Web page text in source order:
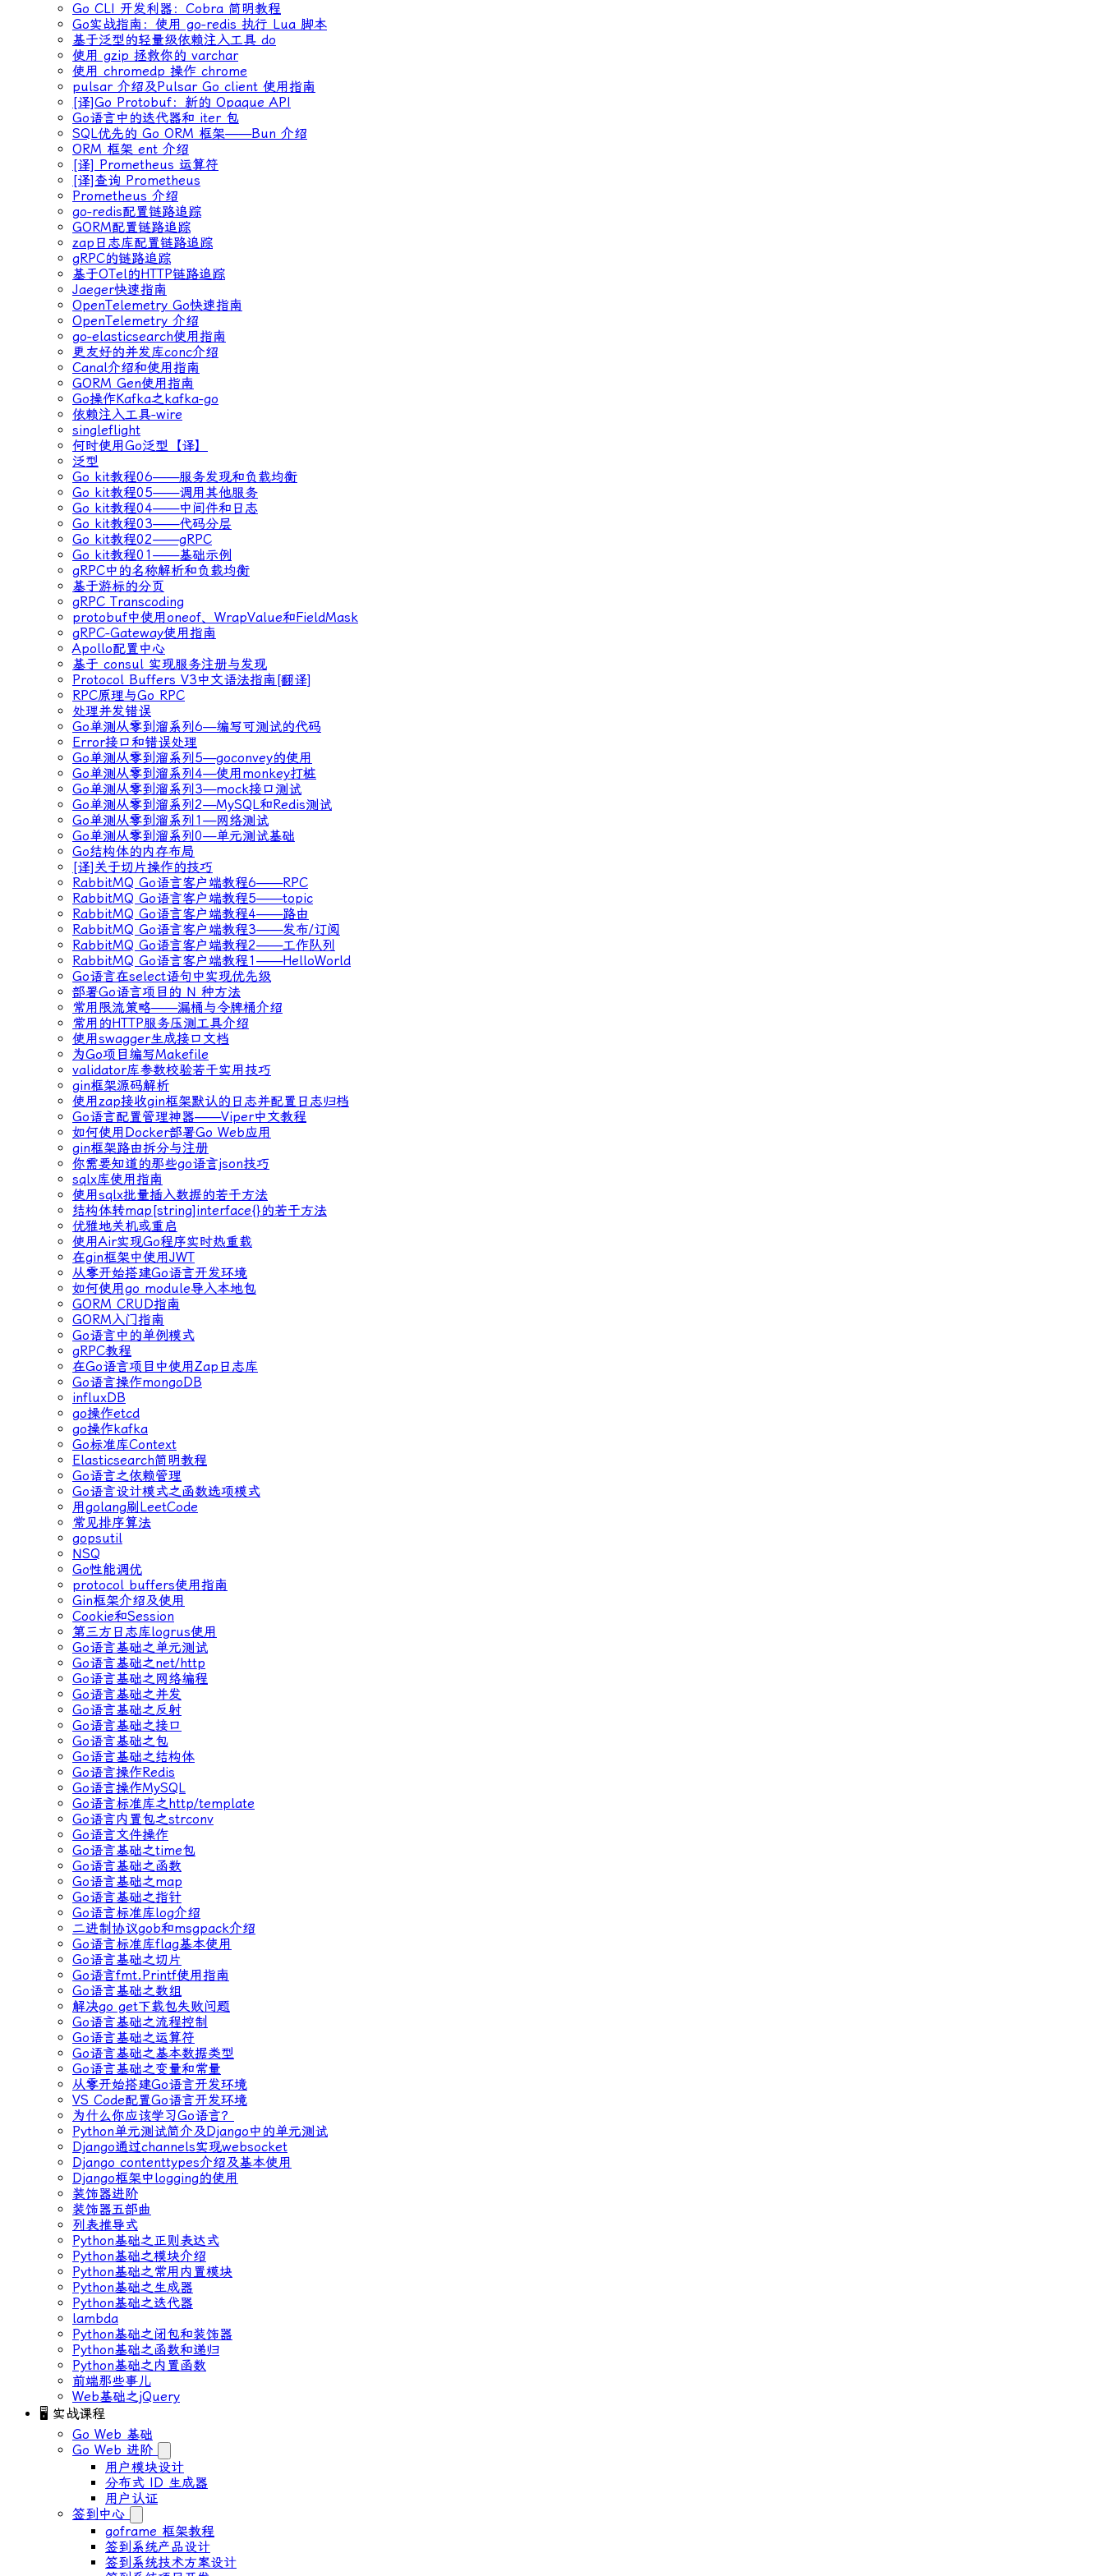
Go CLI 开发利器：Cobra 简明教程
Go实战指南：使用 go-redis 执行 Lua 脚本
基于泛型的轻量级依赖注入工具 do
使用 gzip 拯救你的 varchar
使用 chromedp 操作 chrome
pulsar 介绍及Pulsar Go client 使用指南
[译]Go Protobuf：新的 Opaque API
Go语言中的迭代器和 iter 包
SQL优先的 Go ORM 框架——Bun 介绍
ORM 框架 ent 介绍
[译] Prometheus 运算符
[译]查询 Prometheus
Prometheus 介绍
go-redis配置链路追踪
GORM配置链路追踪
zap日志库配置链路追踪
gRPC的链路追踪
基于OTel的HTTP链路追踪
Jaeger快速指南
OpenTelemetry Go快速指南
OpenTelemetry 介绍
go-elasticsearch使用指南
更友好的并发库conc介绍
Canal介绍和使用指南
GORM Gen使用指南
Go操作Kafka之kafka-go
依赖注入工具-wire
singleflight
何时使用Go泛型【译】
泛型
Go kit教程06——服务发现和负载均衡
Go kit教程05——调用其他服务
Go kit教程04——中间件和日志
Go kit教程03——代码分层
Go kit教程02——gRPC
Go kit教程01——基础示例
gRPC中的名称解析和负载均衡
基于游标的分页
gRPC Transcoding
protobuf中使用oneof、WrapValue和FieldMask
gRPC-Gateway使用指南
Apollo配置中心
基于 consul 实现服务注册与发现
Protocol Buffers V3中文语法指南[翻译]
RPC原理与Go RPC
处理并发错误
Go单测从零到溜系列6—编写可测试的代码
Error接口和错误处理
Go单测从零到溜系列5—goconvey的使用
Go单测从零到溜系列4—使用monkey打桩
Go单测从零到溜系列3—mock接口测试
Go单测从零到溜系列2—MySQL和Redis测试
Go单测从零到溜系列1—网络测试
Go单测从零到溜系列0—单元测试基础
Go结构体的内存布局
[译]关于切片操作的技巧
RabbitMQ Go语言客户端教程6——RPC
RabbitMQ Go语言客户端教程5——topic
RabbitMQ Go语言客户端教程4——路由
RabbitMQ Go语言客户端教程3——发布/订阅
RabbitMQ Go语言客户端教程2——工作队列
RabbitMQ Go语言客户端教程1——HelloWorld
Go语言在select语句中实现优先级
部署Go语言项目的 N 种方法
常用限流策略——漏桶与令牌桶介绍
常用的HTTP服务压测工具介绍
使用swagger生成接口文档
为Go项目编写Makefile
validator库参数校验若干实用技巧
gin框架源码解析
使用zap接收gin框架默认的日志并配置日志归档
Go语言配置管理神器——Viper中文教程
如何使用Docker部署Go Web应用
gin框架路由拆分与注册
你需要知道的那些go语言json技巧
sqlx库使用指南
使用sqlx批量插入数据的若干方法
结构体转map[string]interface{}的若干方法
优雅地关机或重启
使用Air实现Go程序实时热重载
在gin框架中使用JWT
从零开始搭建Go语言开发环境
如何使用go module导入本地包
GORM CRUD指南
GORM入门指南
Go语言中的单例模式
gRPC教程
在Go语言项目中使用Zap日志库
Go语言操作mongoDB
influxDB
go操作etcd
go操作kafka
Go标准库Context
Elasticsearch简明教程
Go语言之依赖管理
Go语言设计模式之函数选项模式
用golang刷LeetCode
常见排序算法
gopsutil
NSQ
Go性能调优
protocol buffers使用指南
Gin框架介绍及使用
Cookie和Session
第三方日志库logrus使用
Go语言基础之单元测试
Go语言基础之net/http
Go语言基础之网络编程
Go语言基础之并发
Go语言基础之反射
Go语言基础之接口
Go语言基础之包
Go语言基础之结构体
Go语言操作Redis
Go语言操作MySQL
Go语言标准库之http/template
Go语言内置包之strconv
Go语言文件操作
Go语言基础之time包
Go语言基础之函数
Go语言基础之map
Go语言基础之指针
Go语言标准库log介绍
二进制协议gob和msgpack介绍
Go语言标准库flag基本使用
Go语言基础之切片
Go语言fmt.Printf使用指南
Go语言基础之数组
解决go get下载包失败问题
Go语言基础之流程控制
Go语言基础之运算符
Go语言基础之基本数据类型
Go语言基础之变量和常量
从零开始搭建Go语言开发环境
VS Code配置Go语言开发环境
为什么你应该学习Go语言？
Python单元测试简介及Django中的单元测试
Django通过channels实现websocket
Django contenttypes介绍及基本使用
Django框架中logging的使用
装饰器进阶
装饰器五部曲
列表推导式
Python基础之正则表达式
Python基础之模块介绍
Python基础之常用内置模块
Python基础之生成器
Python基础之迭代器
lambda
Python基础之闭包和装饰器
Python基础之函数和递归
Python基础之内置函数
前端那些事儿
Web基础之jQuery
🖥 实战课程
Go Web 基础
Go Web 进阶
用户模块设计
分布式 ID ⽣成器
⽤户认证
签到中心
goframe 框架教程
签到系统产品设计
签到系统技术方案设计